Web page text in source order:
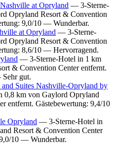
at Opryland — 3-Sterne-
Opryland Resort & Convention
9,0/10 — Wunderbar.
at Opryland — 3-Sterne-
Opryland Resort & Convention
8,6/10 — Hervorragend.
— 3-Sterne-Hotel in 1 km
& Convention Center entfernt.
gut.
Suites Nashville-Opryland by
km von Gaylord Opryland
entfernt. Gästebewertung: 9,4/10
Opryland — 3-Sterne-Hotel in
Resort & Convention Center
10 — Wunderbar.